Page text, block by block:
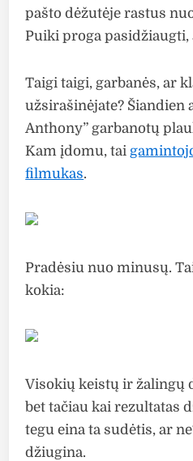
pašto dėžutėje rastus
Puiki proga pasidžiaugti,
Taigi taigi, garbanės, ar
užsirašinėjate? Šiandien
Anthony” garbanotų
Kam įdomu, tai
filmukas.
Pradėsiu nuo minusų.
kokia:
Visokių keistų ir žalingų
bet tačiau kai rezultatas
tegu eina ta sudėtis, ar
džiugina.